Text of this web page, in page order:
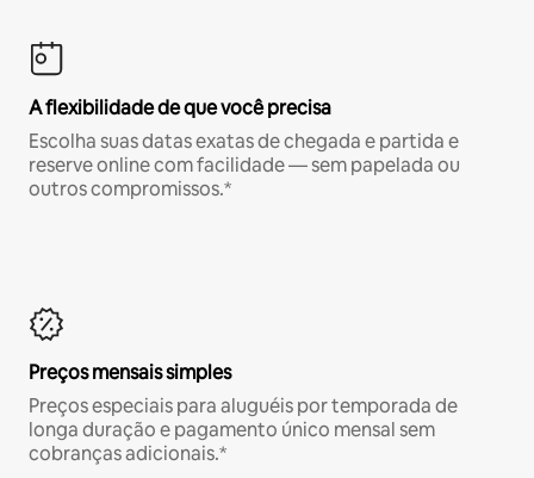
A flexibilidade de que você precisa
Escolha suas datas exatas de chegada e partida e
reserve online com facilidade — sem papelada ou
outros compromissos.*
Preços mensais simples
Preços especiais para aluguéis por temporada de
longa duração e pagamento único mensal sem
cobranças adicionais.*